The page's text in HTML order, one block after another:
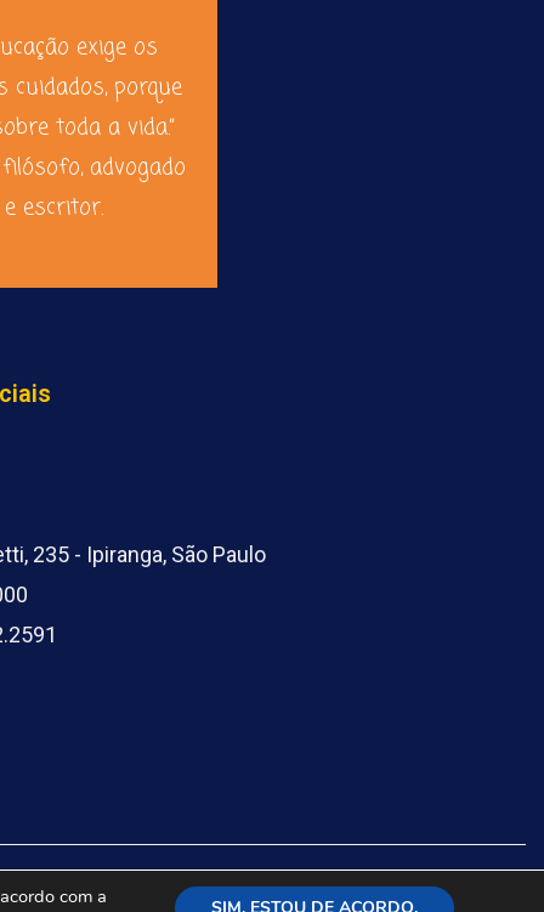
exige os
cuidados, porque
toda a vida.”
filósofo, advogado
e escritor.
235 - Ipiranga, São Paulo
com a